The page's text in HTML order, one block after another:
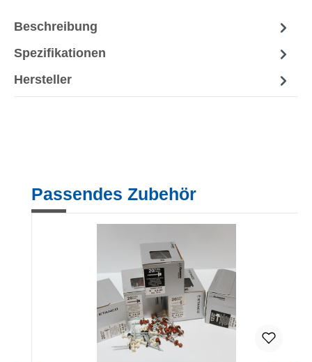
Beschreibung
Spezifikationen
Hersteller
Produktgalerie überspringen
Passendes Zubehör